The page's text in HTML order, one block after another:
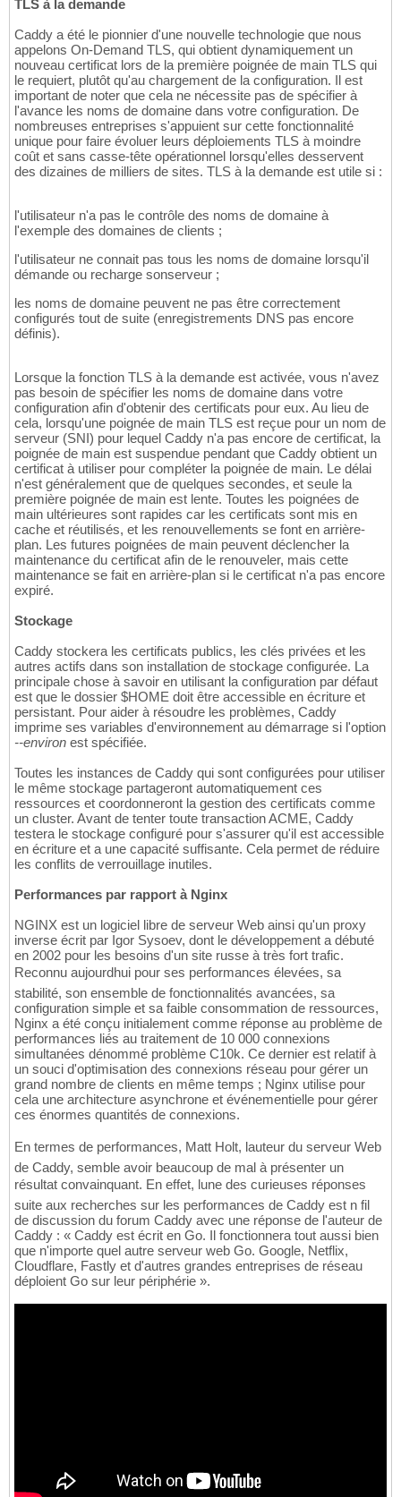
TLS à la demande
Caddy a été le pionnier d'une nouvelle technologie que nous
appelons On-Demand TLS, qui obtient dynamiquement un
nouveau certificat lors de la première poignée de main TLS qui
le requiert, plutôt qu'au chargement de la configuration. Il est
important de noter que cela ne nécessite pas de spécifier à
l'avance les noms de domaine dans votre configuration. De
nombreuses entreprises s'appuient sur cette fonctionnalité
unique pour faire évoluer leurs déploiements TLS à moindre
coût et sans casse-tête opérationnel lorsqu'elles desservent
des dizaines de milliers de sites. TLS à la demande est utile si :
l'utilisateur n'a pas le contrôle des noms de domaine à
l'exemple des domaines de clients ;
l'utilisateur ne connait pas tous les noms de domaine lorsqu'il
démande ou recharge sonserveur ;
les noms de domaine peuvent ne pas être correctement
configurés tout de suite (enregistrements DNS pas encore
définis).
Lorsque la fonction TLS à la demande est activée, vous n'avez
pas besoin de spécifier les noms de domaine dans votre
configuration afin d'obtenir des certificats pour eux. Au lieu de
cela, lorsqu'une poignée de main TLS est reçue pour un nom de
serveur (SNI) pour lequel Caddy n'a pas encore de certificat, la
poignée de main est suspendue pendant que Caddy obtient un
certificat à utiliser pour compléter la poignée de main. Le délai
n'est généralement que de quelques secondes, et seule la
première poignée de main est lente. Toutes les poignées de
main ultérieures sont rapides car les certificats sont mis en
cache et réutilisés, et les renouvellements se font en arrière-
plan. Les futures poignées de main peuvent déclencher la
maintenance du certificat afin de le renouveler, mais cette
maintenance se fait en arrière-plan si le certificat n'a pas encore
expiré.
Stockage
Caddy stockera les certificats publics, les clés privées et les
autres actifs dans son installation de stockage configurée. La
principale chose à savoir en utilisant la configuration par défaut
est que le dossier $HOME doit être accessible en écriture et
persistant. Pour aider à résoudre les problèmes, Caddy
imprime ses variables d'environnement au démarrage si l'option
--environ est spécifiée.
Toutes les instances de Caddy qui sont configurées pour utiliser
le même stockage partageront automatiquement ces
ressources et coordonneront la gestion des certificats comme
un cluster. Avant de tenter toute transaction ACME, Caddy
testera le stockage configuré pour s'assurer qu'il est accessible
en écriture et a une capacité suffisante. Cela permet de réduire
les conflits de verrouillage inutiles.
Performances par rapport à Nginx
NGINX est un logiciel libre de serveur Web ainsi qu'un proxy
inverse écrit par Igor Sysoev, dont le développement a débuté
en 2002 pour les besoins d'un site russe à très fort trafic.
Reconnu aujourdhui pour ses performances élevées, sa
stabilité, son ensemble de fonctionnalités avancées, sa
configuration simple et sa faible consommation de ressources,
Nginx a été conçu initialement comme réponse au problème de
performances liés au traitement de 10 000 connexions
simultanées dénommé problème C10k. Ce dernier est relatif à
un souci d'optimisation des connexions réseau pour gérer un
grand nombre de clients en même temps ; Nginx utilise pour
cela une architecture asynchrone et événementielle pour gérer
ces énormes quantités de connexions.
En termes de performances, Matt Holt, lauteur du serveur Web
de Caddy, semble avoir beaucoup de mal à présenter un
résultat convainquant. En effet, lune des curieuses réponses
suite aux recherches sur les performances de Caddy est n fil
de discussion du forum Caddy avec une réponse de l'auteur de
Caddy : « Caddy est écrit en Go. Il fonctionnera tout aussi bien
que n'importe quel autre serveur web Go. Google, Netflix,
Cloudflare, Fastly et d'autres grandes entreprises de réseau
déploient Go sur leur périphérie ».